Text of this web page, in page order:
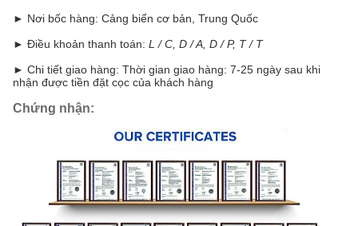
► Nơi bốc hàng: Cảng biển cơ bản, Trung Quốc
► Điều khoản thanh toán: L / C, D / A, D / P, T / T
► Chi tiết giao hàng: Thời gian giao hàng: 7-25 ngày sau khi
nhận được tiền đặt cọc của khách hàng
Chứng nhận: